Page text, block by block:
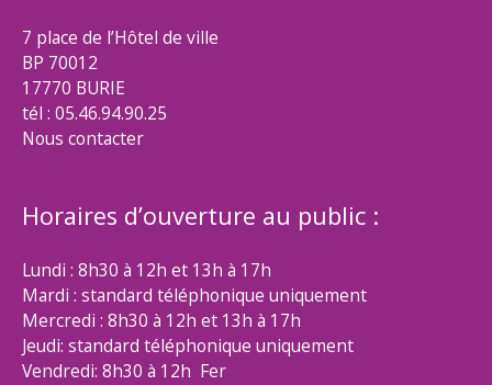
7 place de l’Hôtel de ville
BP 70012
17770 BURIE
tél : 05.46.94.90.25
Nous contacter
Horaires d’ouverture au public :
Lundi : 8h30 à 12h et 13h à 17h
Mardi : standard téléphonique uniquement
Mercredi : 8h30 à 12h et 13h à 17h
Jeudi: standard téléphonique uniquement
Vendredi: 8h30 à 12h Fer